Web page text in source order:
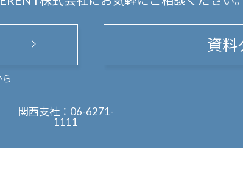
ら
資料
関西支社： 06-6271-
1111